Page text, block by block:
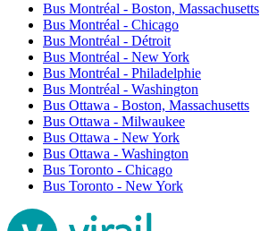
Bus Montréal - Boston, Massachusetts
Bus Montréal - Chicago
Bus Montréal - Détroit
Bus Montréal - New York
Bus Montréal - Philadelphie
Bus Montréal - Washington
Bus Ottawa - Boston, Massachusetts
Bus Ottawa - Milwaukee
Bus Ottawa - New York
Bus Ottawa - Washington
Bus Toronto - Chicago
Bus Toronto - New York